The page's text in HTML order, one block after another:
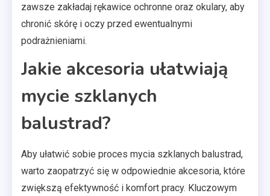
zawsze zakładaj rękawice ochronne oraz okulary, aby
chronić skórę i oczy przed ewentualnymi
podrażnieniami.
Jakie akcesoria ułatwiają
mycie szklanych
balustrad?
Aby ułatwić sobie proces mycia szklanych balustrad,
warto zaopatrzyć się w odpowiednie akcesoria, które
zwiększą efektywność i komfort pracy. Kluczowym